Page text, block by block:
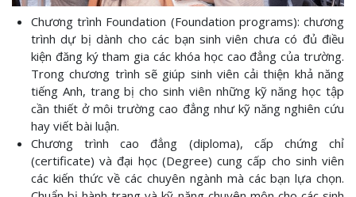
Chương trình Foundation (Foundation programs): chương
trình dự bị dành cho các bạn sinh viên chưa có đủ điều
kiện đăng ký tham gia các khóa học cao đẳng của trường.
Trong chương trình sẽ giúp sinh viên cải thiện khả năng
tiếng Anh, trang bị cho sinh viên những kỹ năng học tập
cần thiết ở môi trường cao đẳng như kỹ năng nghiên cứu
hay viết bài luận.
Chương trình cao đẳng (diploma), cấp chứng chỉ
(certificate) và đại học (Degree) cung cấp cho sinh viên
các kiến thức về các chuyên ngành mà các bạn lựa chọn.